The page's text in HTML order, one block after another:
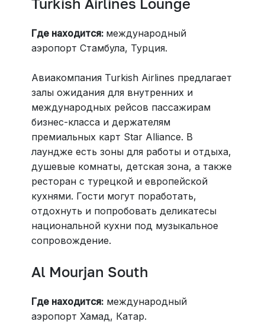
Где находится: международный
аэропорт Стамбула, Турция.
Авиакомпания Turkish Airlines предлагает
залы ожидания для внутренних и
международных рейсов пассажирам
бизнес-класса и держателям
премиальных карт Star Alliance. В
лаундже есть зоны для работы и отдыха,
душевые комнаты, детская зона, а также
ресторан с турецкой и европейской
кухнями. Гости могут поработать,
отдохнуть и попробовать деликатесы
национальной кухни под музыкальное
сопровождение.
Al Mourjan South
Где находится:международный
аэропорт Хамад, Катар.